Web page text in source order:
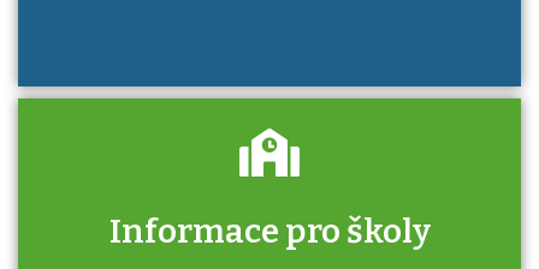
Informace pro školy
Zjistěte, jak se přihlásit ke zkoušce a kde